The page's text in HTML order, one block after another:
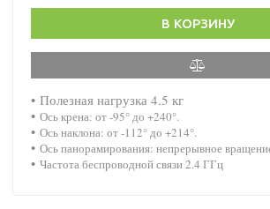
В КОРЗИНУ
• Полезная нагрузка 4.5 кг
• Ось крена: от -95° до +240°.
• Ось наклона: от -112° до +214°.
• Ось панорамирования: непрерывное
• Частота беспроводной связи 2.4 ГГц